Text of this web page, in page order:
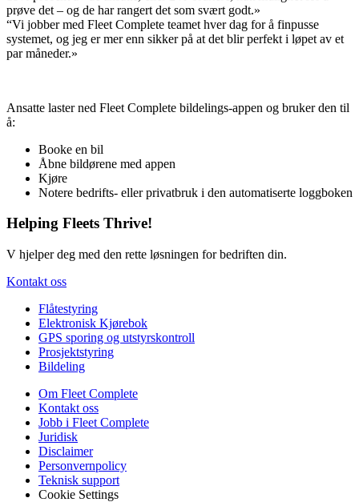
prøve det – og de har rangert det som svært godt.»
“Vi jobber med Fleet Complete teamet hver dag for å finpusse
systemet, og jeg er mer enn sikker på at det blir perfekt i løpet av et
par måneder.»
Ansatte laster ned Fleet Complete bildelings-appen og bruker den til
å:
Booke en bil
Åbne bildørene med appen
Kjøre
Notere bedrifts- eller privatbruk i den automatiserte loggboken
Helping Fleets Thrive!
V hjelper deg med den rette løsningen for bedriften din.
Kontakt oss
Flåtestyring
Elektronisk Kjørebok
GPS sporing og utstyrskontroll
Prosjektstyring
Bildeling
Om Fleet Complete
Kontakt oss
Jobb i Fleet Complete
Juridisk
Disclaimer
Personvernpolicy
Teknisk support
Cookie Settings